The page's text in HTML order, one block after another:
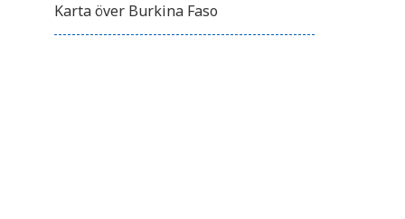
Karta över Burkina Faso